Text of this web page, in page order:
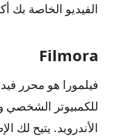
الفيديو الخاصة بك
Filmora
فيلمورا هو محرر
للكمبيوتر الشخصي